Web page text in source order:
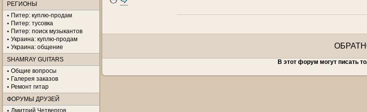
РЕГИОНЫ
Питер: куплю-продам
Питер: тусовка
Питер: поиск музыкантов
Украина: куплю-продам
Украина: общение
SHAMRAY GUITARS
Общие вопросы
Галерея заказов
Ремонт гитар
ФОРУМЫ ДРУЗЕЙ
Дмитрий Четвергов
В этот форум могут писать